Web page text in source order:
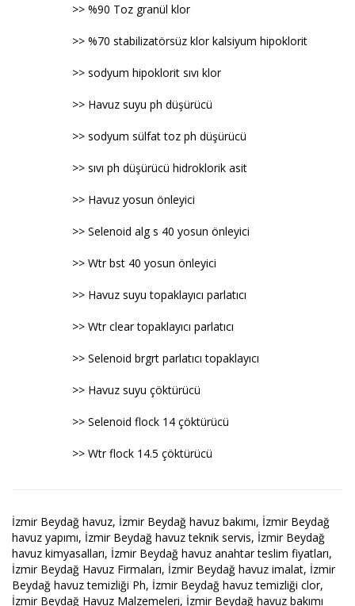
>> %90 Toz granül klor
>> %70 stabilizatörsüz klor kalsiyum hipoklorit
>> sodyum hipoklorit sıvı klor
>> Havuz suyu ph düşürücü
>> sodyum sülfat toz ph düşürücü
>> sıvı ph düşürücü hidroklorik asit
>> Havuz yosun önleyici
>> Selenoid alg s 40 yosun önleyici
>> Wtr bst 40 yosun önleyici
>> Havuz suyu topaklayıcı parlatıcı
>> Wtr clear topaklayıcı parlatıcı
>> Selenoid brgrt parlatıcı topaklayıcı
>> Havuz suyu çöktürücü
>> Selenoid flock 14 çöktürücü
>> Wtr flock 14.5 çöktürücü
İzmir Beydağ havuz, İzmir Beydağ havuz bakımı, İzmir Beydağ
havuz yapımı, İzmir Beydağ havuz teknik servis, İzmir Beydağ
havuz kimyasalları, İzmir Beydağ havuz anahtar teslim fiyatları,
İzmir Beydağ Havuz Firmaları, İzmir Beydağ havuz imalat, İzmir
Beydağ havuz temizliği Ph, İzmir Beydağ havuz temizliği clor,
İzmir Beydağ Havuz Malzemeleri, İzmir Beydağ havuz bakımı